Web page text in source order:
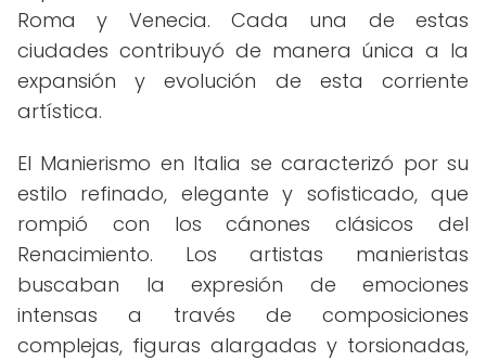
Roma y Venecia. Cada una de estas
ciudades contribuyó de manera única a la
expansión y evolución de esta corriente
artística.
El Manierismo en Italia se caracterizó por su
estilo refinado, elegante y sofisticado, que
rompió con los cánones clásicos del
Renacimiento. Los artistas manieristas
buscaban la expresión de emociones
intensas a través de composiciones
complejas, figuras alargadas y torsionadas,